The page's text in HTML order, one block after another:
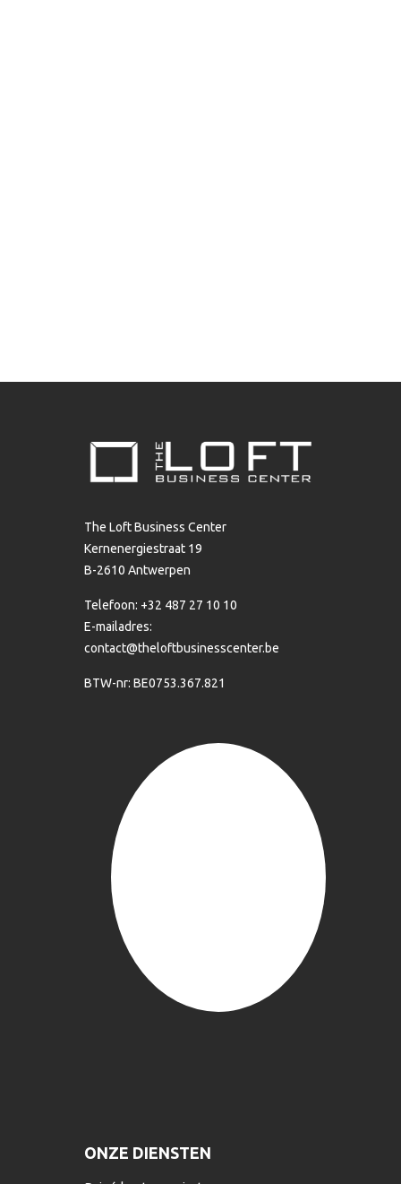
The Loft Business Center
Kernenergiestraat 19
B-2610 Antwerpen
Telefoon: +32 487 27 10 10
E-mailadres:
contact@theloftbusinesscenter.be
BTW-nr: BE0753.367.821
ONZE DIENSTEN